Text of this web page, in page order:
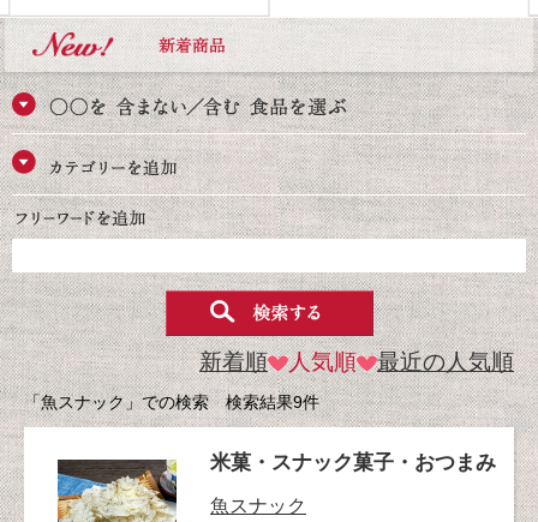
新着順 人気順 最近の人気順
「魚スナック」での検索 検索結果9件
米菓・スナック菓子・おつまみ
魚スナック